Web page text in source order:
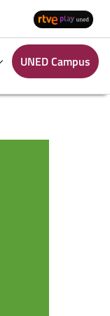
UNED Campus